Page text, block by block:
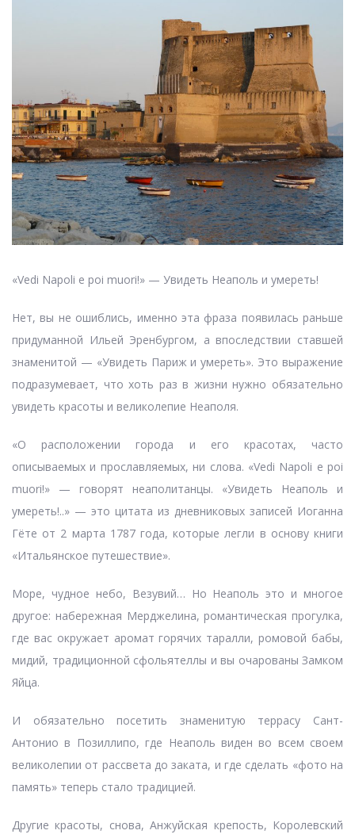
«Vedi Napoli e poi muori!» — Увидеть Неаполь и умереть!
Нет, вы не ошиблись, именно эта фраза появилась раньше
придуманной Ильей Эренбургом, а впоследствии ставшей
знаменитой — «Увидеть Париж и умереть». Это выражение
подразумевает, что хоть раз в жизни нужно обязательно
увидеть красоты и великолепие Неаполя.
«О расположении города и его красотах, часто
описываемых и прославляемых, ни слова. «Vedi Napoli e poi
muori!» — говорят неаполитанцы. «Увидеть Неаполь и
умереть!..» — это цитата из дневниковых записей Иоганна
Гёте от 2 марта 1787 года, которые легли в основу книги
«Итальянское путешествие».
Море, чудное небо, Везувий… Но Неаполь это и многое
другое: набережная Мерджелина, романтическая прогулка,
где вас окружает аромат горячих таралли, ромовой бабы,
мидий, традиционной сфольятеллы и вы очарованы Замком
Яйца.
И обязательно посетить знаменитую террасу Сант-
Антонио в Позиллипо, где Неаполь виден во всем своем
великолепии от рассвета до заката, и где сделать «фото на
память» теперь стало традицией.
Другие красоты, снова, Анжуйская крепость, Королевский